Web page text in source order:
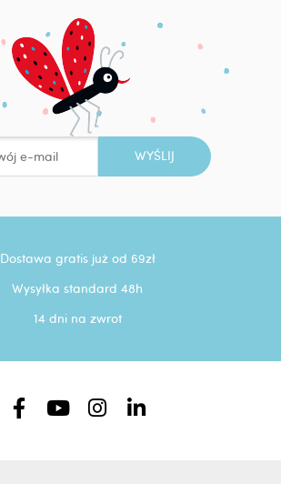
Dostawa gratis już od 69zł
Wysyłka standard 48h
14 dni na zwrot
F
a
Y I L